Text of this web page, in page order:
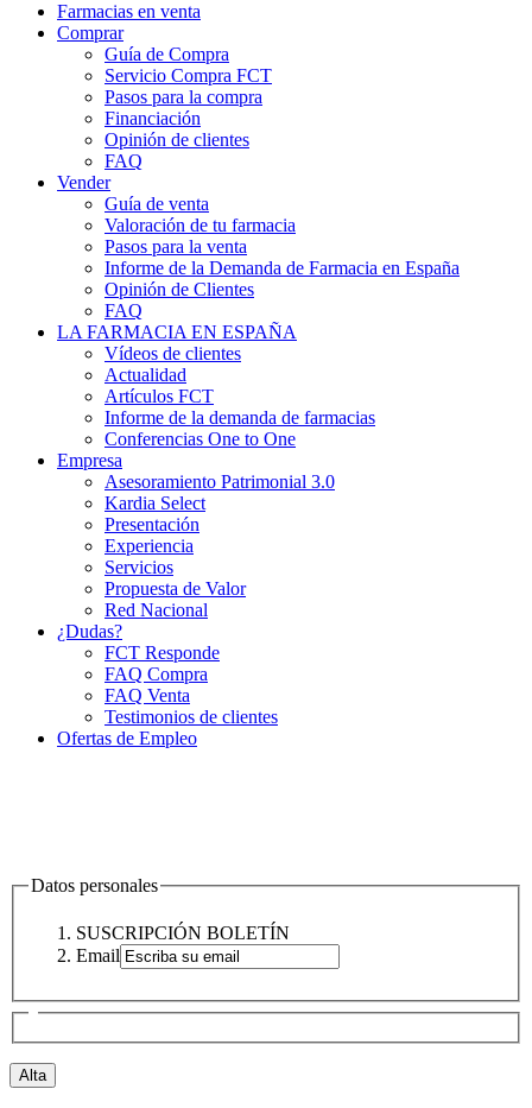
Farmacias en venta
Comprar
Guía de Compra
Servicio Compra FCT
Pasos para la compra
Financiación
Opinión de clientes
FAQ
Vender
Guía de venta
Valoración de tu farmacia
Pasos para la venta
Informe de la Demanda de Farmacia en España
Opinión de Clientes
FAQ
LA FARMACIA EN ESPAÑA
Vídeos de clientes
Actualidad
Artículos FCT
Informe de la demanda de farmacias
Conferencias One to One
Empresa
Asesoramiento Patrimonial 3.0
Kardia Select
Presentación
Experiencia
Servicios
Propuesta de Valor
Red Nacional
¿Dudas?
FCT Responde
FAQ Compra
FAQ Venta
Testimonios de clientes
Ofertas de Empleo
Datos personales
SUSCRIPCIÓN BOLETÍN
Email